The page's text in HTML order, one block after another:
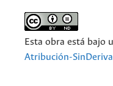
Esta obra está bajo
Atribución-